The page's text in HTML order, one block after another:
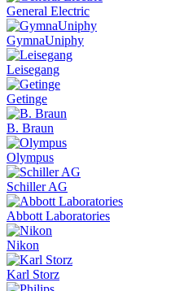
General Electric
GymnaUniphy
Leisegang
Getinge
B. Braun
Olympus
Schiller AG
Abbott Laboratories
Nikon
Karl Storz